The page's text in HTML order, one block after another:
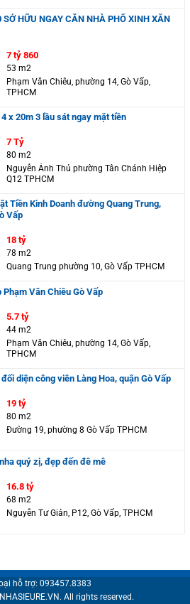
SỞ HỮU NGAY CĂN NHÀ PHỐ XINH XẮN
7 tỷ 860
53 m2
Phạm Văn Chiêu, phường 14, Gò Vấp,
TPHCM
x 20m 3 lầu sát ngay mặt tiền
7 Tỷ
80 m2
Nguyễn Ảnh Thủ phường Tân Chánh Hiệp
Q12 TPHCM
Tiền Kinh Doanh đường Quang Trung,
Vấp
18 tỷ
78 m2
Quang Trung phường 10, Gò Vấp TPHCM
Phạm Văn Chiêu Gò Vấp
5.7 tỷ
44 m2
Phạm Văn Chiêu, phường 14, Gò Vấp,
TPHCM
diện công viên Làng Hoa, quận Gò Vấp
19 tỷ
80 m2
Đường 19, phường 8 Gò Vấp TPHCM
quý zị, đẹp đến đê mê
16.8 tỷ
68 m2
Nguyễn Tư Giản, P12, Gò Vấp, TPHCM
hỗ trợ: 093457.8383
All rights reserved.